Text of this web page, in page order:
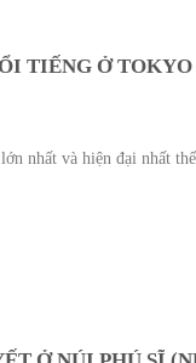
TIẾNG Ở TOKYO
nhất và hiện đại nhất thế